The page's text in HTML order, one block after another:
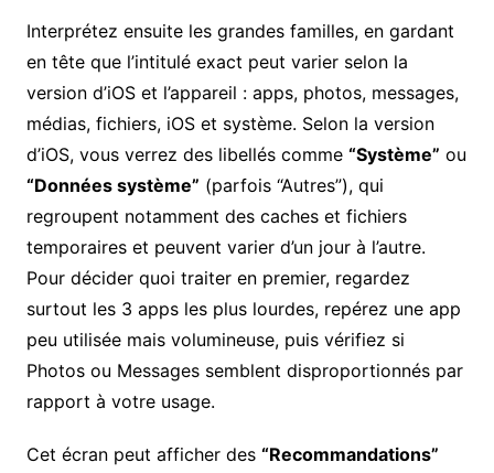
Interprétez ensuite les grandes familles, en gardant
en tête que l’intitulé exact peut varier selon la
version d’iOS et l’appareil : apps, photos, messages,
médias, fichiers, iOS et système. Selon la version
d’iOS, vous verrez des libellés comme “Système” ou
“Données système” (parfois “Autres”), qui
regroupent notamment des caches et fichiers
temporaires et peuvent varier d’un jour à l’autre.
Pour décider quoi traiter en premier, regardez
surtout les 3 apps les plus lourdes, repérez une app
peu utilisée mais volumineuse, puis vérifiez si
Photos ou Messages semblent disproportionnés par
rapport à votre usage.
Cet écran peut afficher des “Recommandations”